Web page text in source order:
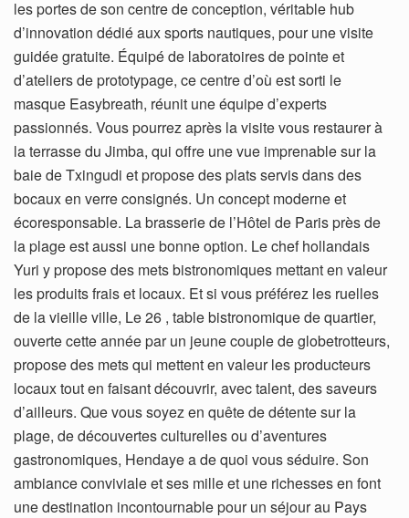
les portes de son centre de conception, véritable hub
d’innovation dédié aux sports nautiques, pour une visite
guidée gratuite. Équipé de laboratoires de pointe et
d’ateliers de prototypage, ce centre d’où est sorti le
masque Easybreath, réunit une équipe d’experts
passionnés. Vous pourrez après la visite vous restaurer à
la terrasse du Jimba, qui offre une vue imprenable sur la
baie de Txingudi et propose des plats servis dans des
bocaux en verre consignés. Un concept moderne et
écoresponsable. La brasserie de l’Hôtel de Paris près de
la plage est aussi une bonne option. Le chef hollandais
Yuri y propose des mets bistronomiques mettant en valeur
les produits frais et locaux. Et si vous préférez les ruelles
de la vieille ville, Le 26 , table bistronomique de quartier,
ouverte cette année par un jeune couple de globetrotteurs,
propose des mets qui mettent en valeur les producteurs
locaux tout en faisant découvrir, avec talent, des saveurs
d’ailleurs. Que vous soyez en quête de détente sur la
plage, de découvertes culturelles ou d’aventures
gastronomiques, Hendaye a de quoi vous séduire. Son
ambiance conviviale et ses mille et une richesses en font
une destination incontournable pour un séjour au Pays